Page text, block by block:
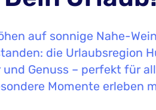
auf sonnige Nahe-
die Urlaubsregion
Genuss – perfekt für
Momente erleben